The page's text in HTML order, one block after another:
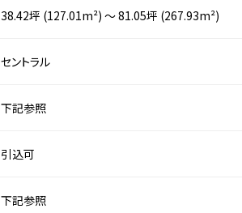
38.42坪 (127.01m²) ～ 81.05坪 (267.93m²)
セントラル
下記参照
引込可
下記参照